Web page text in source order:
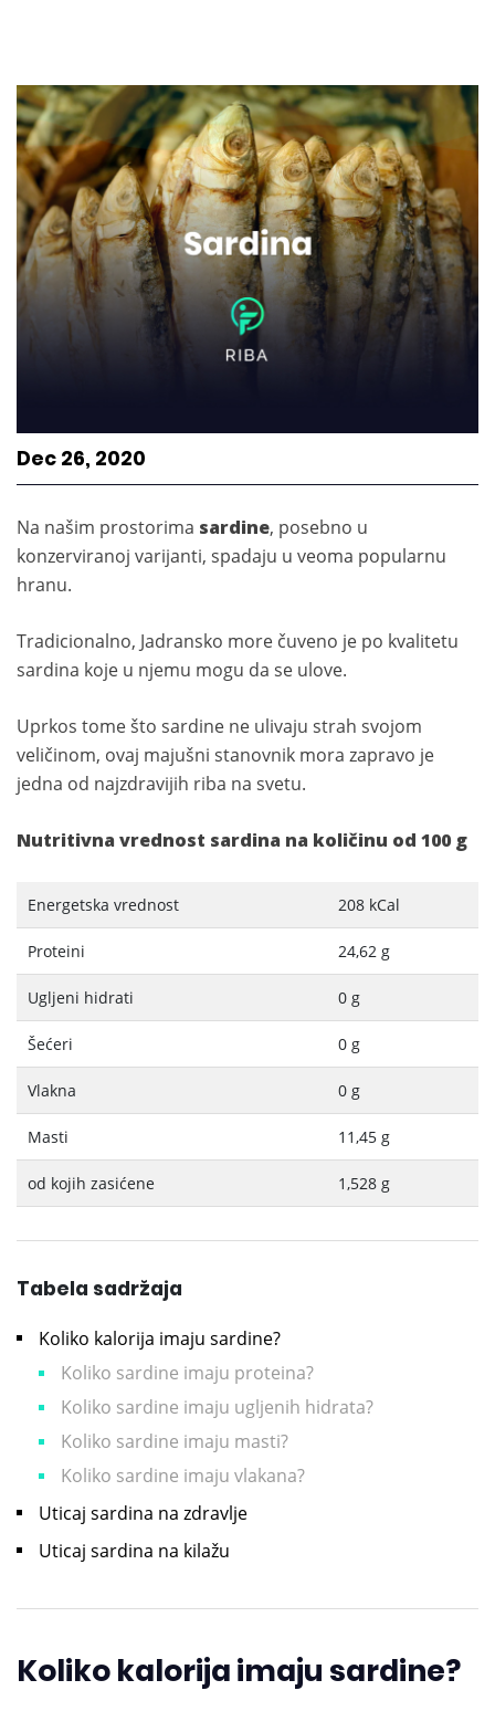
Dec 26, 2020
Na našim prostorima sardine, posebno u
konzerviranoj varijanti, spadaju u veoma popularnu
hranu.
Tradicionalno, Jadransko more čuveno je po kvalitetu
sardina koje u njemu mogu da se ulove.
Uprkos tome što sardine ne ulivaju strah svojom
veličinom, ovaj majušni stanovnik mora zapravo je
jedna od najzdravijih riba na svetu.
Nutritivna vrednost sardina na količinu od 100 g
Energetska vrednost 208 kCal
Proteini 24,62 g
Ugljeni hidrati 0 g
Šećeri 0 g
Vlakna 0 g
Masti 11,45 g
od kojih zasićene 1,528 g
Tabela sadržaja
Koliko kalorija imaju sardine?
Koliko sardine imaju proteina?
Koliko sardine imaju ugljenih hidrata?
Koliko sardine imaju masti?
Koliko sardine imaju vlakana?
Uticaj sardina na zdravlje
Uticaj sardina na kilažu
Koliko kalorija imaju sardine?